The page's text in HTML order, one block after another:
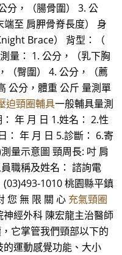
分，（腸骨圍） 3. 公
至 肩胛骨脊長度） 身
Brace） 背型：（
量： 1. 公分，（乳下胸
（臀圍） 4. 公分，（薦
公分，體重 公斤 量測單
迫頸圈輔具一般輔具量測
年 月 日 1.姓名： 2.性
： 年 月 日 5.診斷： 6.寄
量示意圖 頸周長: 吋 肩
職稱及姓名： 諮詢電
1010 桃園縣平鎮
您 無 限 關 心 充氣頸圈
經外科 陳宏龍主治醫師
它掌管我們頸部以下的
運動感覺功能、大小